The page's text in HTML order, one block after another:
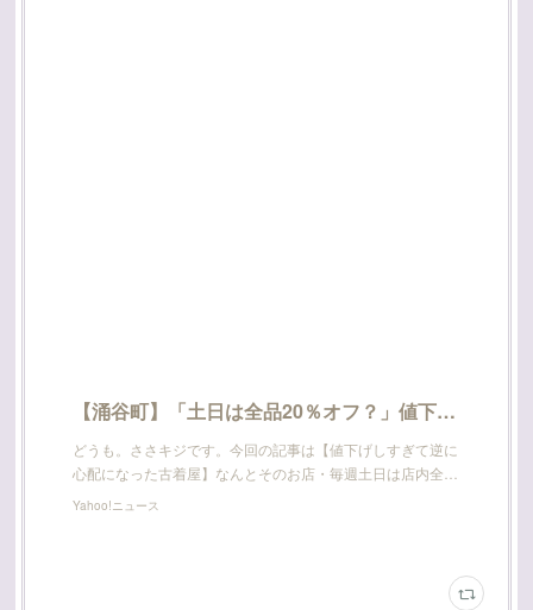
【涌谷町】「土日は全品20％オフ？」値下げしすぎて心配になった古着屋を直撃取材してきました（ささキジ） - エキスパート - Yahoo!ニュース
どうも。ささキジです。今回の記事は【値下げしすぎて逆に
心配になった古着屋】なんとそのお店・毎週土日は店内全…
Yahoo!ニュース